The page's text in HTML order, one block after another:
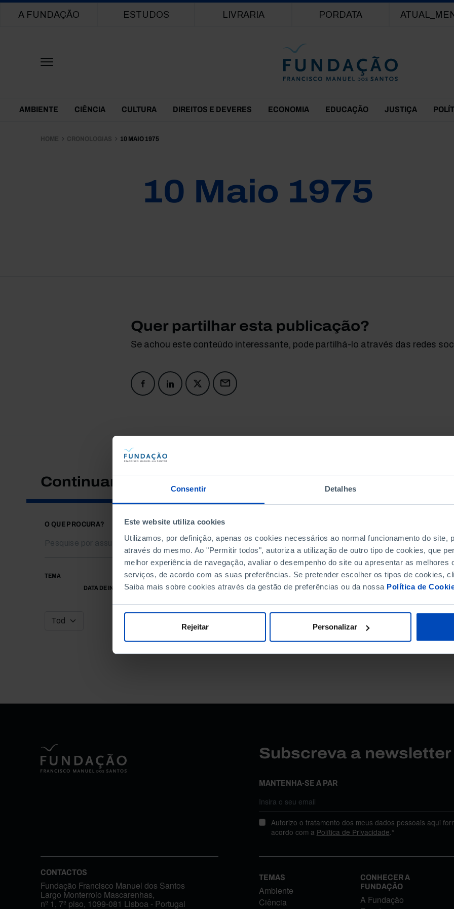
Consentir Detalhes
Este website utiliza cookies
Utilizamos, por definição, apenas os cookies necessários ao normal funcionamento do site,
através do mesmo. Ao "Permitir todos", autoriza a utilização de outro tipo de cookies, que
melhor experiência de navegação, avaliar o desempenho do site ou apresentar as melhores
serviços, de acordo com as suas preferências. Se pretender escolher os tipos de cookies,
Saiba mais sobre cookies através da gestão de preferências ou da nossa Política de
Rejeitar Personalizar
Main navigation
A FUNDAÇÃO ESTUDOS LIVRARIA PORDATA
Themes Menu
AMBIENTE CIÊNCIA CULTURA DIREITOS E DEVERES ECONOMIA EDUCAÇÃO JUSTIÇA
HOME CRONOLOGIAS 10 MAIO 1975
10 Maio 1975
Quer partilhar esta publicação?
Se achou este conteúdo interessante, pode partilhá-lo através das redes
Continuar a pesquisar
O QUE PROCURA?
TEMA
DATA DE INÍCIO
DATA DE FIM
Subscreva a
MANTENHA-SE A PAR
Autorizo o tratamento dos meus dados pessoais aqui
acordo com a Política de Privacidade.*
CONTACTOS
Fundação Francisco Manuel dos Santos
Largo Monterroio Mascarenhas,
nº 1, 7º piso, 1099-081 Lisboa - Portugal
TEMAS
Ambiente
Ciência
CONHECER A
FUNDAÇÃO
A Fundação